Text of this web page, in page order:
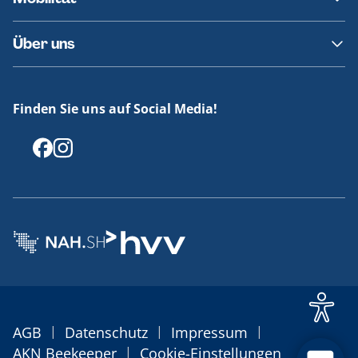
Fundsachen
Häufige Fragen
Barrierefreies Reisen
Erklärung Barrierefreiheit
Über uns
Offenlegungen
Finden Sie uns auf Social Media!
AGB | Datenschutz | Impressum |
AKN Beekeeper | Cookie-Einstellungen